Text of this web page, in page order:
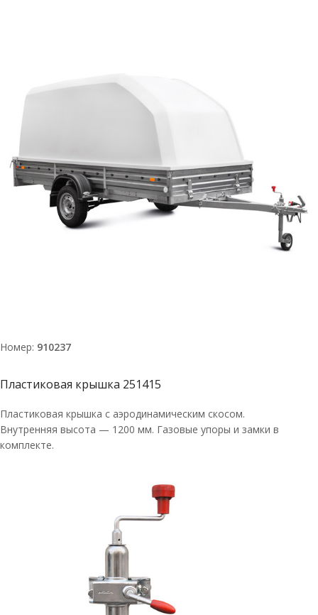
Номер: 910237
Пластиковая крышка 251415
Пластиковая крышка с аэродинамическим скосом.
Внутренняя высота — 1200 мм. Газовые упоры и замки в
комплекте.